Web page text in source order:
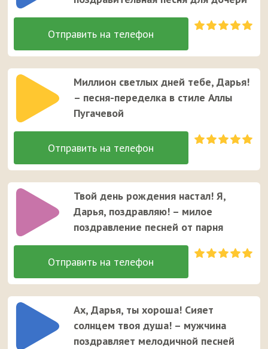
Миллион светлых дней тебе, Дарья!
– песня-переделка в стиле Аллы
Пугачевой
Твой день рождения настал! Я,
Дарья, поздравляю! – милое
поздравление песней от парня
Ах, Дарья, ты хороша! Сияет
солнцем твоя душа! – мужчина
поздравляет мелодичной песней